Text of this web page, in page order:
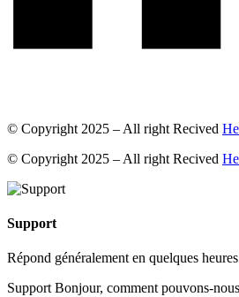
© Copyright 2025 – All right Recived
© Copyright 2025 – All right Recived
Support
Répond généralement en quelques heures
SupportBonjour, comment pouvons-